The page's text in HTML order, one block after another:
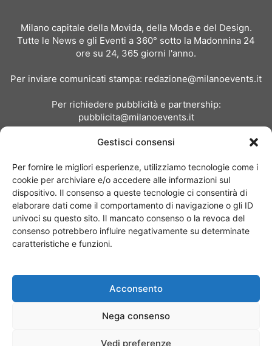
Gestisci consensi
Per fornire le migliori esperienze, utilizziamo tecnologie come i
cookie per archiviare e/o accedere alle informazioni sul
dispositivo. Il consenso a queste tecnologie ci consentirà di
elaborare dati come il comportamento di navigazione o gli ID
univoci su questo sito. Il mancato consenso o la revoca del
consenso potrebbero influire negativamente su determinate
caratteristiche e funzioni.
Acconsento
Nega consenso
Vedi preferenze
Milano capitale della Movida, della Moda e del Design.
Tutte le News e gli Eventi a 360° sotto la Madonnina 24
ore su 24, 365 giorni l'anno.
Per inviare comunicati stampa: redazione@milanoevents.it
Per richiedere pubblicità e partnership:
pubblicita@milanoevents.it
Chi siamo I Nostri Clienti
© Copyright 2017 - MilanoEvents.it© managed by